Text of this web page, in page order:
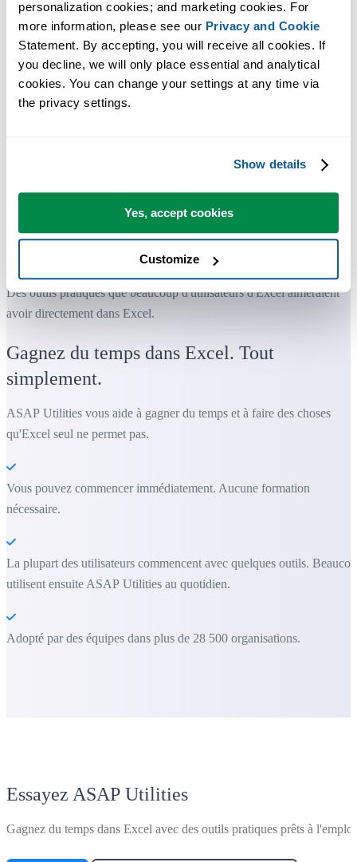
personalization cookies; and marketing cookies. For
more information, please see our Privacy and Cookie
Statement. By accepting, you will receive all cookies. If
you decline, we will only place essential and analytical
cookies. You can change your settings at any time via
the privacy settings.
Show details
Yes, accept cookies
Customize
Des outils pratiques que beaucoup d'utilisateurs d'Excel aimeraient
avoir directement dans Excel.
Gagnez du temps dans Excel. Tout
simplement.
ASAP Utilities vous aide à gagner du temps et à faire des choses
qu'Excel seul ne permet pas.
Vous pouvez commencer immédiatement. Aucune formation
nécessaire.
La plupart des utilisateurs commencent avec quelques outils.
utilisent ensuite ASAP Utilities au quotidien.
Adopté par des équipes dans plus de 28 500 organisations.
Essayez ASAP Utilities
Gagnez du temps dans Excel avec des outils pratiques prêts à